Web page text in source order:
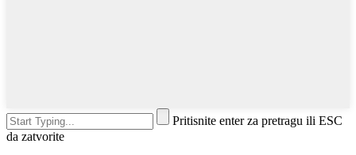
Pritisnite enter za pretragu ili ESC
da zatvorite